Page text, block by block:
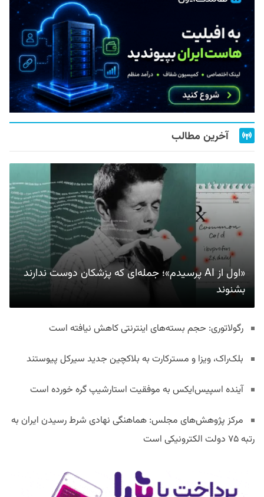
آخرین مطالب
«اول از AI پرسیدم»؛ جمله‌ای که پزشکان دوست ندارند
بشنوند
رگولاتوری: حجم بسته‌های اینترنتی کاهش نیافته است
بلک‌راک، ویزا و مسترکارت به بلاکچین جدید سیرکل پیوستند
آینده اسپیس‌ایکس به موفقیت استارشیپ گره خورده است
مرکز پژوهش‌های مجلس: هماهنگی نهادی شرط رسیدن ایران به
رتبه ۷۵ دولت الکترونیکی است